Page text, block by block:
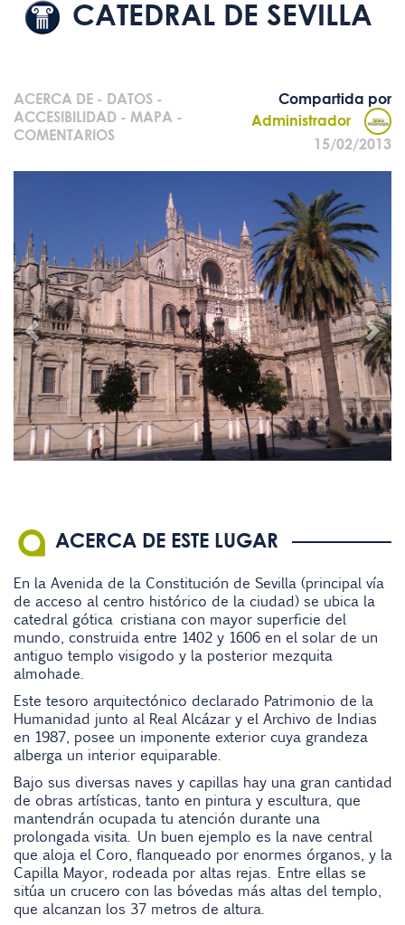
CATEDRAL DE SEVILLA
ACERCA DE - DATOS -
ACCESIBILIDAD - MAPA -
COMENTARIOS
Compartida por
Administrador
15/02/2013
ACERCA DE ESTE LUGAR
En la Avenida de la Constitución de Sevilla (principal vía
de acceso al centro histórico de la ciudad)se ubica la
catedral gótica cristiana con mayor superficie del
mundo, construida entre 1402 y 1606 en el solar de un
antiguo templo visigodo y la posterior mezquita
almohade.
Este tesoro arquitectónico declarado Patrimonio de la
Humanidad junto al Real Alcázar y el Archivo de Indias
en 1987, posee un imponente exterior cuya grandeza
alberga un interior equiparable.
Bajo sus diversas naves y capillas hay una gran cantidad
de obras artísticas, tanto en pintura y escultura, que
mantendrán ocupada tu atención durante una
prolongada visita. Un buen ejemplo es la nave central
que aloja el Coro, flanqueado por enormes órganos, y la
Capilla Mayor, rodeada por altas rejas. Entre ellas se
sitúa un crucero con las bóvedas más altas del templo,
que alcanzan los 37 metros de altura.